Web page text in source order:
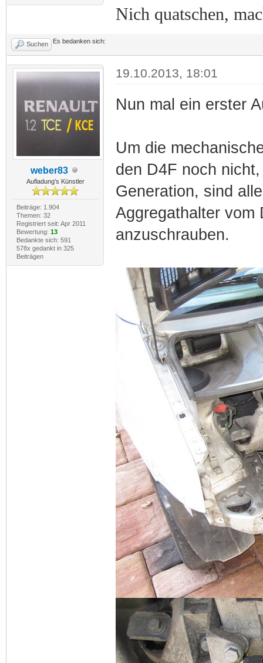
Nich quatschen,
Suchen Es bedanken sich:
weber83
Aufladung's Künstler
Beiträge: 1.904
Themen: 32
Registriert seit: Apr 2011
Bewertung: 13
Bedankte sich: 591
578x gedankt in 325
Beiträgen
19.10.2013, 18:01
Nun mal ein erster
Um die
den D4F noch
Generation, sind
Aggregathalter vom
anzuschrauben.